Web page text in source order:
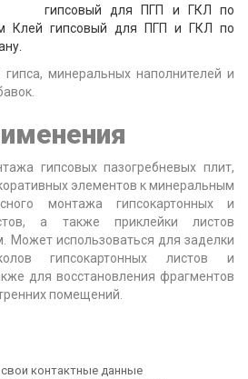
гипсовый для ПГП и ГКЛ по
Клей гипсовый для ПГП и ГКЛ по
минеральных наполнителей и
гипсовых пазогребневых плит,
элементов к минеральным
монтажа гипсокартонных и
а также приклейки листов
Может использоваться для заделки
гипсокартонных листов и
для восстановления фрагментов
помещений.
контактные данные